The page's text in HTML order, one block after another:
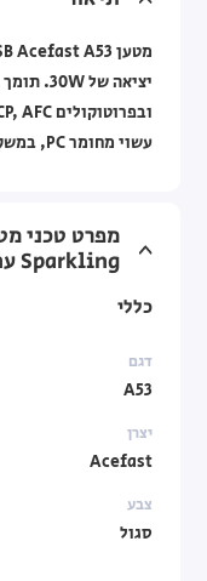
עשוי מחומר PC, במשקל 66 גרם ובמידות 74.8 x 35 x 35 מ"מ.
Sparkling עם PD 30W GaN (סגול)
כללי
דגם
A53
יצרן
Acefast
צבע
סגול